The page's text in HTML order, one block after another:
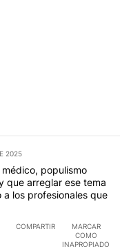
2025
populismo
que arreglar ese tema
los profesionales que
COMPARTIR
MARCAR
COMO
INAPROPIADO